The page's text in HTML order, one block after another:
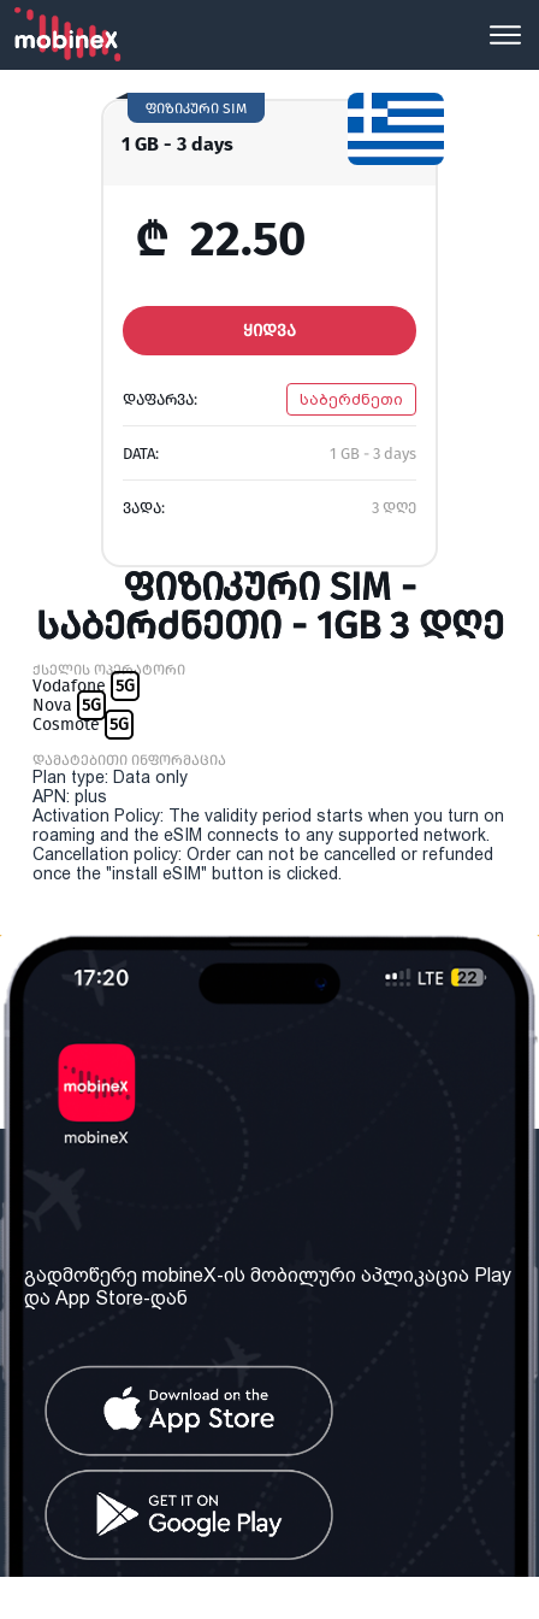
1 GB - 3 days
ფიზიკური SIM
₾ 22.50
ᲧᲘᲓᲕᲐ
ᲓᲐᲤᲐᲠᲕᲐ: საბერძნეთი
DATA: 1 GB - 3 days
ᲕᲐᲓᲐ: 3 დღე
ᲤᲘᲖᲘᲙᲣᲠᲘ SIM -
ᲡᲐᲑᲔᲠᲫᲜᲔᲗᲘ - 1GB 3 ᲓᲦᲔ
ქსელის ოპერატორი
Vodafone 5G
Nova 5G
Cosmote 5G
დამატებითი ინფორმაცია
Plan type: Data only
APN: plus
Activation Policy: The validity period starts when you turn on
roaming and the eSIM connects to any supported network.
Cancellation policy: Order can not be cancelled or refunded
once the "install eSIM" button is clicked.
ჩვენ შესახებ
ჩვენი სერვისები
წესები და პირობები
კითხვები
კონტაქტი
საქართველო: თბილისი
ტელ: 032 2 04 00 50
ელ. ფოსტა:
info@mobinex.ge
სოციალური ქსელი
გადმოწერე mobineX-ის მობილური აპლიკაცია Play
და App Store-დან